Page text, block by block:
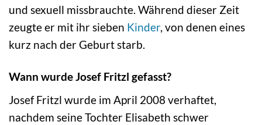
und sexuell missbrauchte. Während dieser Zeit
zeugte er mit ihr sieben Kinder, von denen eines
kurz nach der Geburt starb.
Wann wurde Josef Fritzl gefasst?
Josef Fritzl wurde im April 2008 verhaftet,
nachdem seine Tochter Elisabeth schwer